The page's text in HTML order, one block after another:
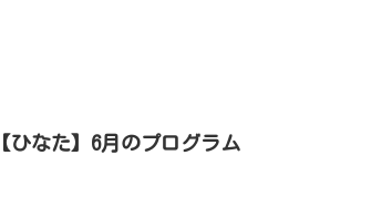
【ひなた】6月のプログラム